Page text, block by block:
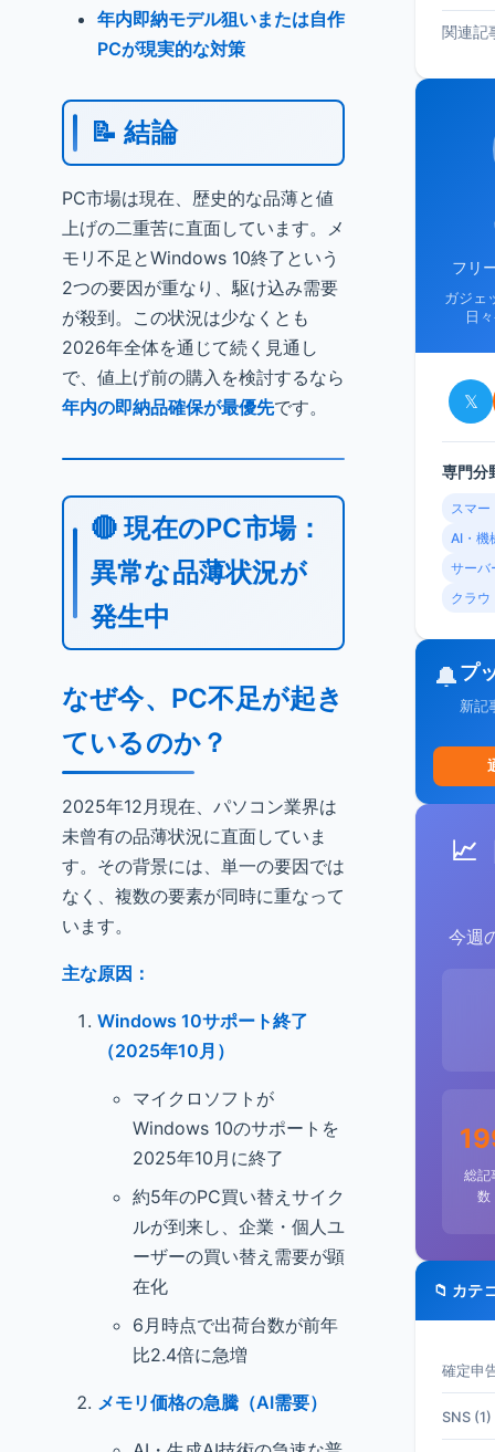
年内即納モデル狙いまたは自作
PCが現実的な対策
📝 結論
PC市場は現在、歴史的な品薄と値
上げの二重苦に直面しています。メ
モリ不足とWindows 10終了という
2つの要因が重なり、駆け込み需要
が殺到。この状況は少なくとも
2026年全体を通じて続く見通し
で、値上げ前の購入を検討するなら
年内の即納品確保が最優先です。
🔴 現在のPC市場：
異常な品薄状況が
発生中
なぜ今、PC不足が起き
ているのか？
2025年12月現在、パソコン業界は
未曾有の品薄状況に直面していま
す。その背景には、単一の要因では
なく、複数の要素が同時に重なって
います。
主な原因：
Windows 10サポート終了
（2025年10月）
マイクロソフトが
Windows 10のサポートを
2025年10月に終了
約5年のPC買い替えサイク
ルが到来し、企業・個人ユ
ーザーの買い替え需要が顕
在化
6月時点で出荷台数が前年
比2.4倍に急増
メモリ価格の急騰（AI需要）
関連記
フリ
ガジェ
日
𝕏
専門分
スマー
AI・機
サーバ
クラウ
🔔プ
新記
📈
今週
総記
数
📁 カテ
確定申
SNS (1)